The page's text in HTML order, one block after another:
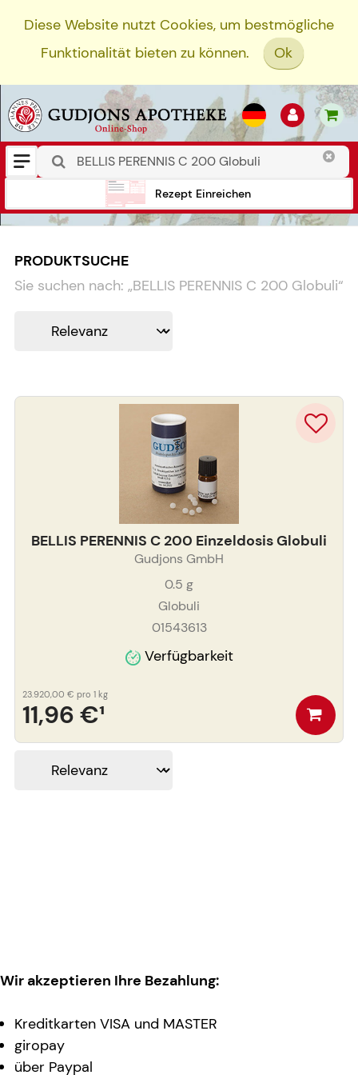
Diese Website nutzt Cookies, um bestmögliche
Funktionalität bieten zu können.
Ok
Rezept Einreichen
PRODUKTSUCHE
Sie suchen nach: „BELLIS PERENNIS C 200 Globuli“
BELLIS PERENNIS C 200 Einzeldosis Globuli
Gudjons GmbH
0.5 g
Globuli
01543613
Verfügbarkeit
11,96 €¹
23.920,00 € pro 1 kg
Wir akzeptieren Ihre Bezahlung:
Kreditkarten VISA und MASTER
giropay
über Paypal